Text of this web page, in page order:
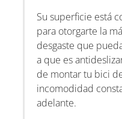
Su superficie está
para otorgarte la
desgaste que
a que es
de montar tu bici
incomodidad
adelante.